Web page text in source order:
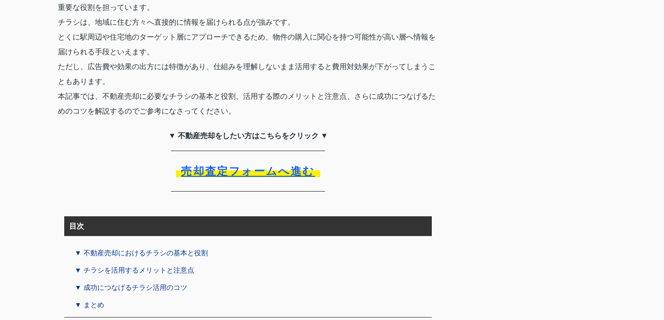
重要な役割を担っています。
チラシは、地域に住む方々へ直接的に情報を届けられる点が強みです。
とくに駅周辺や住宅地のターゲット層にアプローチできるため、物件の購入に関心を持つ可能性が高い層へ情報を
届けられる手段といえます。
ただし、広告費や効果の出方には特徴があり、仕組みを理解しないまま活用すると費用対効果が下がってしまうこ
ともあります。
本記事では、不動産売却に必要なチラシの基本と役割、活用する際のメリットと注意点、さらに成功につなげるた
めのコツを解説するのでご参考になさってください。
▼ 不動産売却をしたい方はこちらをクリック ▼
売却査定フォームへ進む
目次
▼ 不動産売却におけるチラシの基本と役割
▼ チラシを活用するメリットと注意点
▼ 成功につなげるチラシ活用のコツ
▼ まとめ